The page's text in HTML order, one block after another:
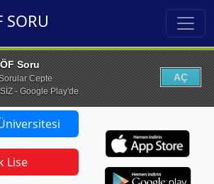
SORU
Soru
Sorular Cepte
- Google Play'de
AÇ
Lise